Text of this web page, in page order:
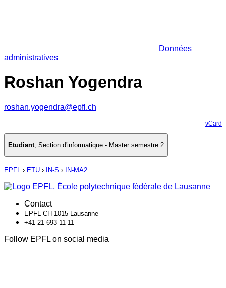
Données
administratives
Roshan Yogendra
roshan.yogendra@epfl.ch
vCard
Etudiant, Section d'informatique - Master semestre 2
EPFL › ETU › IN-S › IN-MA2
Contact
EPFL CH-1015 Lausanne
+41 21 693 11 11
Follow EPFL on social media